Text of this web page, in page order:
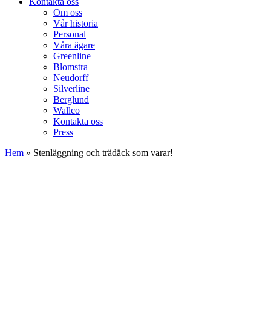
Om oss
Vår historia
Personal
Våra ägare
Greenline
Blomstra
Neudorff
Silverline
Berglund
Wallco
Kontakta oss
Press
Hem » Stenläggning och trädäck som varar!